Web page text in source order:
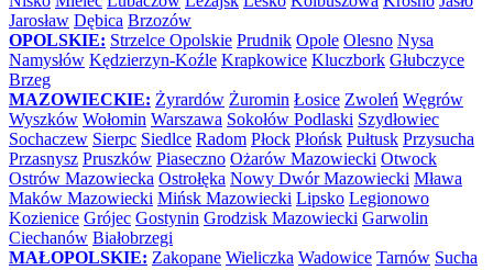
Jarosław Dębica Brzozów
OPOLSKIE: Strzelce Opolskie Prudnik Opole Olesno Nysa
Namysłów Kędzierzyn-Koźle Krapkowice Kluczbork Głubczyce
Brzeg
MAZOWIECKIE: Żyrardów Żuromin Łosice Zwoleń Węgrów
Wyszków Wołomin Warszawa Sokołów Podlaski Szydłowiec
Sochaczew Sierpc Siedlce Radom Płock Płońsk Pułtusk Przysucha
Przasnysz Pruszków Piaseczno Ożarów Mazowiecki Otwock
Ostrów Mazowiecka Ostrołęka Nowy Dwór Mazowiecki Mława
Maków Mazowiecki Mińsk Mazowiecki Lipsko Legionowo
Kozienice Grójec Gostynin Grodzisk Mazowiecki Garwolin
Ciechanów Białobrzegi
MAŁOPOLSKIE: Zakopane Wieliczka Wadowice Tarnów Sucha